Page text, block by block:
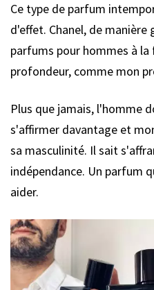
Ce type de parfum
d'effet. Chanel, de manière
parfums pour hommes à
profondeur, comme mon
Plus que jamais, l'homme
s'affirmer davantage et
sa masculinité. Il sait
indépendance. Un parfum
aider.